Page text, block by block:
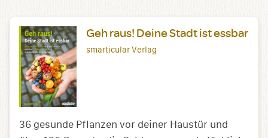
Geh raus! Deine Stadt ist essbar
smarticular Verlag
36 gesunde Pflanzen vor deiner Haustür und